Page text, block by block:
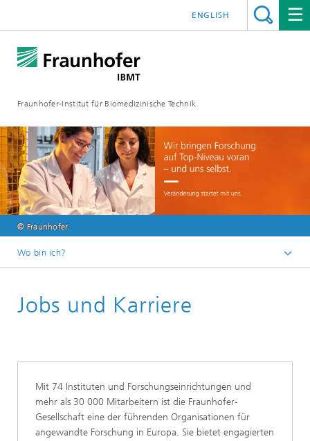
Fraunhofer-Institut für Biomedizinische Technik
ENGLISH
© Fraunhofer.
Wo bin ich?
Jobs und Karriere
Mit 74 Instituten und Forschungseinrichtungen und
mehr als 30 000 Mitarbeitern ist die Fraunhofer-
Gesellschaft eine der führenden Organisationen für
angewandte Forschung in Europa. Sie bietet engagierten